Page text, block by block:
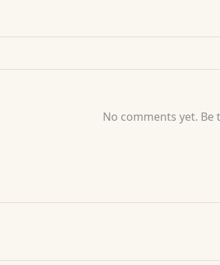
No comments yet.